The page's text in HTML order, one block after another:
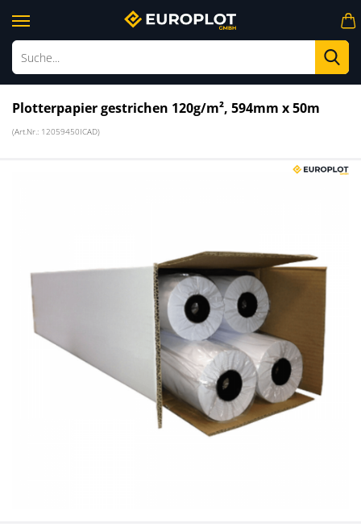
Plotterpapier gestrichen 120g/m², 594mm x 50m
(Art.Nr.: 12059450ICAD)